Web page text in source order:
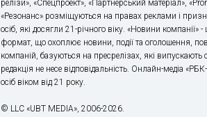
релізи», «Спецпроект», «Партнерський матеріал»,
«Резонанс» розміщуються на правах реклами і
осіб, які досягли 21-річного віку. «Новини компанії»
формат, що охоплює новини, події та оголошення,
компаній, базуються на пресрелізах, які випускають
редакція не несе відповідальність. Онлайн-медіа
осіб віком від 21 року.
© LLC «UBT MEDIA», 2006-2026.